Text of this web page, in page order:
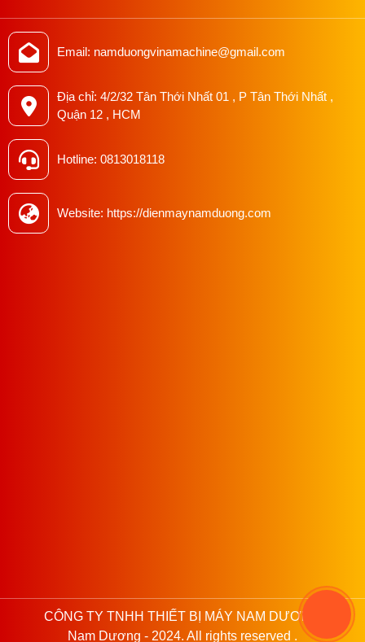
Email: namduongvinamachine@gmail.com
Địa chỉ: 4/2/32 Tân Thới Nhất 01 , P Tân Thới Nhất ,
Quận 12 , HCM
Hotline: 0813018118
Website: https://dienmaynamduong.com
CÔNG TY TNHH THIẾT BỊ MÁY NAM DƯƠNG
Nam Dương - 2024. All rights reserved .